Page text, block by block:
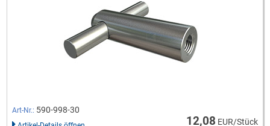
Art-Nr.: 590-998-30
12,08 EUR/Stück